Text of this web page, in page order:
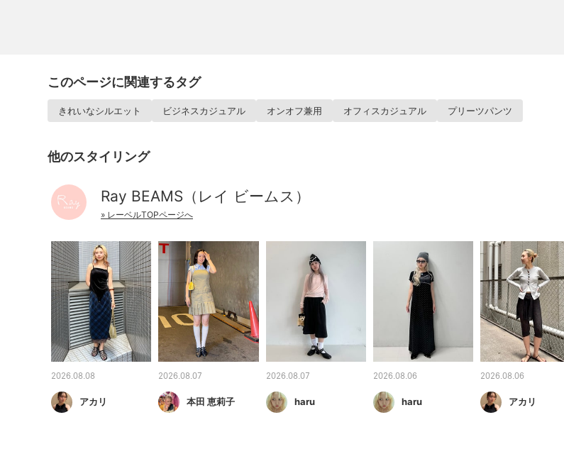
このページに関連するタグ
きれいなシルエット ビジネスカジュアル オンオフ兼用 オフィスカジュアル プリーツパンツ
他のスタイリング
Ray BEAMS（レイ ビームス）
» レーベルTOPページへ
2026.08.08
アカリ
2026.08.07
本田 恵莉子
2026.08.07
haru
2026.08.06
haru
2026.08.06
アカリ